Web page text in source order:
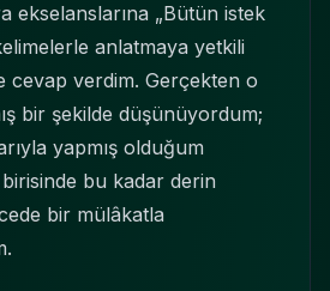
ekselanslarına „Bütün istek
anlatmaya yetkili
cevap verdim. Gerçekten o
bir şekilde düşünüyordum;
yapmış olduğum
bu kadar derin
bir mülâkatla